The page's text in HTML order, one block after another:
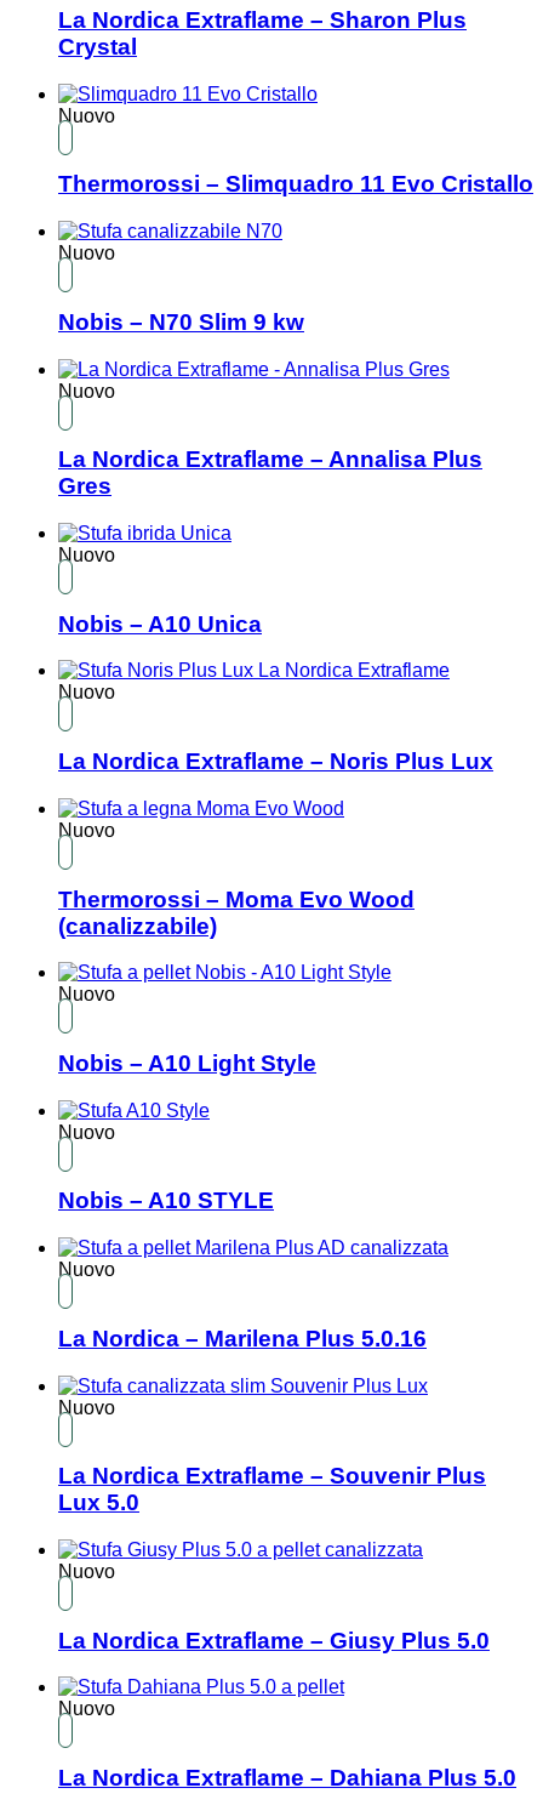
La Nordica Extraflame – Sharon Plus
Crystal
Nuovo
Thermorossi – Slimquadro 11 Evo Cristallo
Nuovo
Nobis – N70 Slim 9 kw
Nuovo
La Nordica Extraflame – Annalisa Plus
Gres
Nuovo
Nobis – A10 Unica
Nuovo
La Nordica Extraflame – Noris Plus Lux
Nuovo
Thermorossi – Moma Evo Wood
(canalizzabile)
Nuovo
Nobis – A10 Light Style
Nuovo
Nobis – A10 STYLE
Nuovo
La Nordica – Marilena Plus 5.0.16
Nuovo
La Nordica Extraflame – Souvenir Plus
Lux 5.0
Nuovo
La Nordica Extraflame – Giusy Plus 5.0
Nuovo
La Nordica Extraflame – Dahiana Plus 5.0